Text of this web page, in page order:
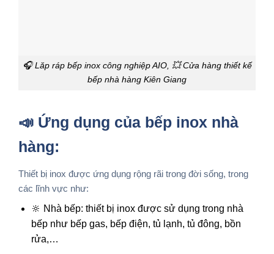
🎧 Lăp ráp bếp inox công nghiệp AIO, 💥 Cửa hàng thiết kế
bếp nhà hàng Kiên Giang
📣 Ứng dụng của bếp inox nhà
hàng:
Thiết bị inox được ứng dụng rộng rãi trong đời sống, trong
các lĩnh vực như:
🔆 Nhà bếp: thiết bị inox được sử dụng trong nhà
bếp như bếp gas, bếp điện, tủ lạnh, tủ đông, bồn
rửa,…